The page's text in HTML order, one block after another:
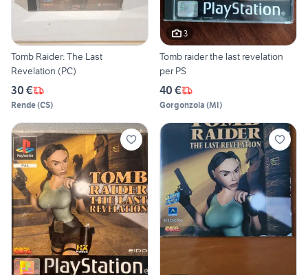
Tomb Raider: The Last
Revelation (PC)
30 €
Rende(CS)
3
Tomb raider the last revelation
per PS
40 €
Gorgonzola (MI)